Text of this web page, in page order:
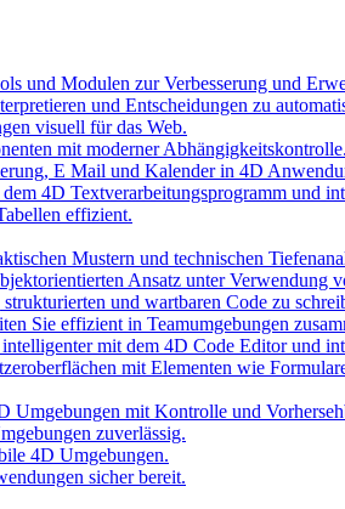
und Modulen zur Verbesserung und
und Entscheidungen zu
visuell für das Web.
mit moderner Abhängigkeitskontrolle.
E Mail und Kalender in 4D
4D Textverarbeitungsprogramm und
effizient.
Mustern und technischen
Ansatz unter Verwendung
und wartbaren Code zu
Sie effizient in Teamumgebungen
mit dem 4D Code Editor und
mit Elementen wie
Umgebungen mit Kontrolle und
zuverlässig.
4D Umgebungen.
sicher bereit.